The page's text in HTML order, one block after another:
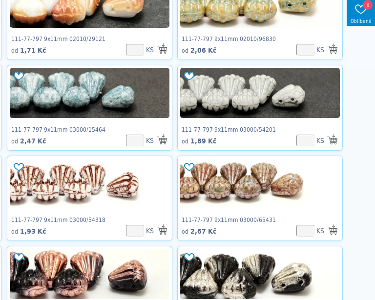
111-77-797 9x11mm 02010/29121
od 1,71 Kč KS
111-77-797 9x11mm 02010/96830
od 2,06 Kč KS
111-77-797 9x11mm 03000/15464
od 2,47 Kč KS
111-77-797 9x11mm 03000/54201
od 1,89 Kč KS
111-77-797 9x11mm 03000/54318
od 1,93 Kč KS
111-77-797 9x11mm 03000/65431
od 2,67 Kč KS
0
Oblíbené